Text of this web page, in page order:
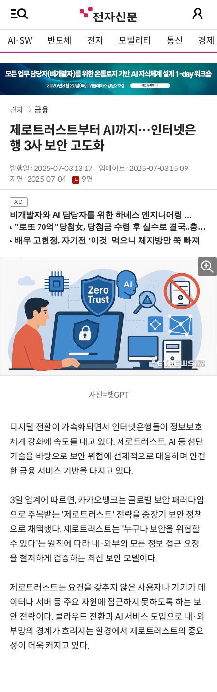
AI·SW 반도체 전자 모빌리티 통신 경제
경제 금융
제로트러스트부터 AI까지…인터넷은
행 3사 보안 고도화
발행일 : 2025-07-03 13:17
업데이트 : 2025-07-03 15:09
지면 :2025-07-04 9면
비개발자와 AI 담당자를 위한 하네스 엔지니어링 입문과정 (8/20 신논현역)
사진=챗GPT
디지털 전환이 가속화되면서 인터넷은행들이 정보보호
체계 강화에 속도를 내고 있다. 제로트러스트, AI 등 첨단
기술을 바탕으로 보안 위협에 선제적으로 대응하며 안전
한 금융 서비스 기반을 다지고 있다.
3일 업계에 따르면, 카카오뱅크는 글로벌 보안 패러다임
으로 주목받는 '제로트러스트' 전략을 중장기 보안 정책
으로 채택했다. 제로트러스트는 '누구나 보안을 위협할
수 있다'는 원칙에 따라 내·외부의 모든 정보 접근 요청
을 철저하게 검증하는 최신 보안 모델이다.
제로트러스트는 요건을 갖추지 않은 사용자나 기기가 데
이터나 서버 등 주요 자원에 접근하지 못하도록 하는 보
안 전략이다. 클라우드 전환과 AI 서비스 도입으로 내·외
부망의 경계가 흐려지는 환경에서 제로트러스트의 중요
성이 더욱 커지고 있다.